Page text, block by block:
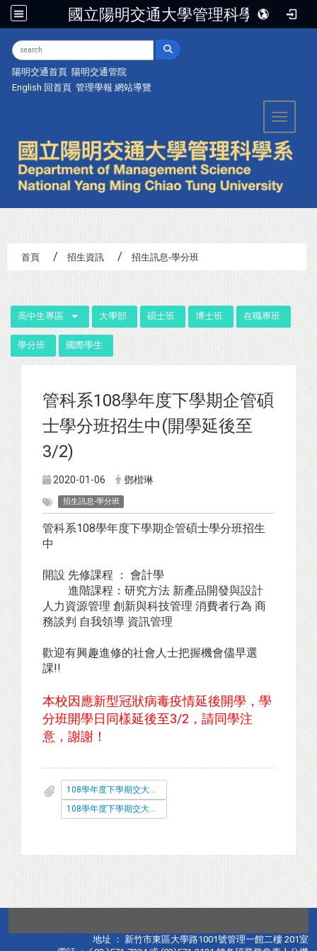
國立陽明交通大學管理科學系
陽明交通首頁 陽明交通管院
English 回首頁 管理學報 網站導覽
Toggle
首頁 招生資訊 招生訊息-學分班
高中生專區 大學部 碩士班 博士班 在職專班
學分班 國際學生
管科系108學年度下學期企管碩
士學分班招生中(開學延後至
3/2)
2020-01-06 鄧楷琳
招生訊息-學分班
管科系108學年度下學期企管碩士學分班招生
中
開設 先修課程 ： 會計學
進階課程：研究方法 新產品開發與設計
人力資源管理 創新與科技管理 消費者行為 商
務談判 自我領導 資訊管理
歡迎有興趣進修的社會人士把握機會儘早選
課!!
本校因應新型冠狀病毒疫情延後開學，學
分班開學日同樣延後至3/2，請同學注
意，謝謝！
108學年度下學期交大企管碩士學分班招生簡章(PDF)
108學年度下學期交大企管碩士學分班招生簡章(ODT)
地址 ： 新竹市東區大學路1001號管理一館二樓 201室